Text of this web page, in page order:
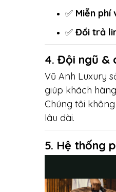
✅ Miễn phí
✅ Đổi trả
4. Đội ngũ &
Vũ Anh Luxury
giúp khách
Chúng tôi
lâu dài.
5. Hệ thống